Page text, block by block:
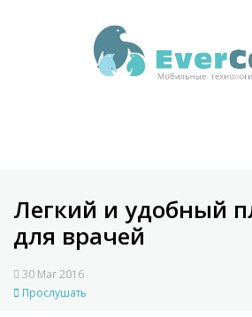
Легкий и удобный
для врачей
30 Mar 2016
Прослушать